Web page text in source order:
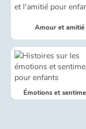
Apprendre les langues
Dyslexie, troubles de
Nos listes de lecture
Les plus lus
Amour et amitié
Émotions et